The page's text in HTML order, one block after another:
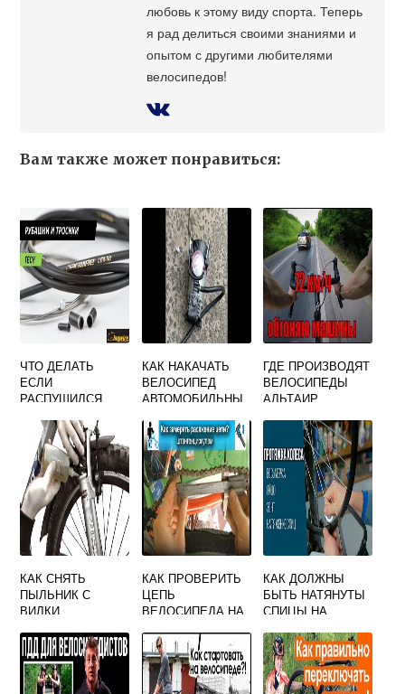
любовь к этому виду спорта. Теперь
я рад делиться своими знаниями и
опытом с другими любителями
велосипедов!
Вам также может понравиться:
ЧТО ДЕЛАТЬ
ЕСЛИ
РАСПУШИЛСЯ
ВЕЛОСИПЕДЕ
КАК НАКАЧАТЬ
ВЕЛОСИПЕД
АВТОМОБИЛЬНЫ
ГДЕ ПРОИЗВОДЯТ
ВЕЛОСИПЕДЫ
АЛЬТАИР
КАК СНЯТЬ
ПЫЛЬНИК С
ВИЛКИ
КАК ПРОВЕРИТЬ
ЦЕПЬ
ВЕЛОСИПЕДА НА
КАК ДОЛЖНЫ
БЫТЬ НАТЯНУТЫ
СПИЦЫ НА